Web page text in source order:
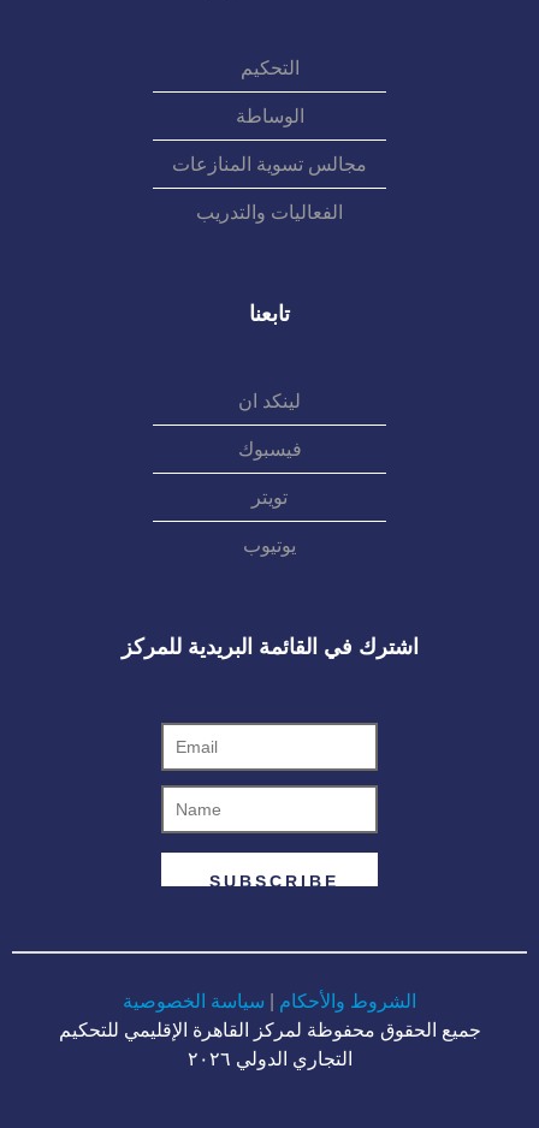
التحكيم
الوساطة
مجالس تسوية المنازعات
الفعاليات والتدريب
تابعنا
لينكد ان
فيسبوك
تويتر
يوتيوب
اشترك في القائمة البريدية للمركز
الشروط والأحكام
سياسة الخصوصية
جميع الحقوق محفوظة لمركز القاهرة الإقليمي للتحكيم
التجاري الدولي ٢٠٢٦